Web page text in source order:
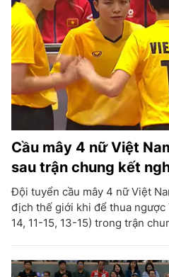
Cầu mây 4 nữ Việt
sau trận chung kết
Đội tuyển cầu mây 4 nữ Việt
địch thế giới khi để thua ngược
14, 11-15, 13-15) trong trận